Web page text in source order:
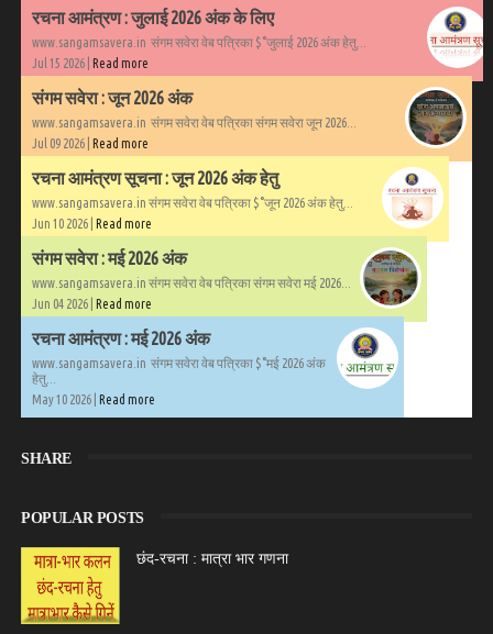
रचना आमंत्रण : जुलाई 2026 अंक के लिए
www.sangamsavera.in संगम सवेरा वेब पत्रिका $°जुलाई 2026 अंक हेतु...
Jul 15 2026 | Read more
संगम सवेरा : जून 2026 अंक
www.sangamsavera.in संगम सवेरा वेब पत्रिका संगम सवेरा जून 2026...
Jul 09 2026 | Read more
रचना आमंत्रण सूचना : जून 2026 अंक हेतु
www.sangamsavera.in संगम सवेरा वेब पत्रिका $°जून 2026 अंक हेतु...
Jun 10 2026 | Read more
संगम सवेरा : मई 2026 अंक
www.sangamsavera.in संगम सवेरा वेब पत्रिका संगम सवेरा मई 2026...
Jun 04 2026 | Read more
रचना आमंत्रण : मई 2026 अंक
www.sangamsavera.in संगम सवेरा वेब पत्रिका $°मई 2026 अंक
हेतु...
May 10 2026 | Read more
SHARE
POPULAR POSTS
छंद-रचना : मात्रा भार गणना